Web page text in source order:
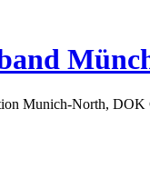
Munich-North,